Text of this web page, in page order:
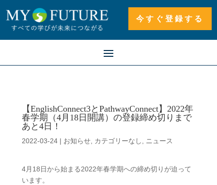
今すぐ登録する
【EnglishConnect3とPathwayConnect】2022年
春学期（4月18日開講）の登録締め切りまで
あと4日！
2022-03-24| お知らせ, カテゴリーなし, ニュース
4月18日から始まる2022年春学期への締め切りが迫って
います。